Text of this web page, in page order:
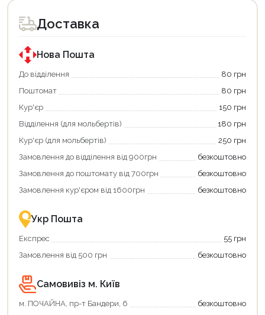
для
покупки
державною
програмою
єКнига.
Використовуйте
карту
щоб
зекономити
та
отримати
переваги!
картою
єКнига
–
зручно
та
для
покупки
державною
програмою
«Національний
кешбек».
покупку
«Національний
кешбек»
та
отримуйте
повернення
Економте
більше
разом
державною
підтримкою!
Доставка
Нова Пошта
До відділення
80 грн
Поштомат
80 грн
Кур'єр
150 грн
Відділення (для мольбертів)
180 грн
Кур'єр (для мольбертів)
250 грн
Замовлення до відділення від 900грн
безкоштовно
Замовлення до поштомату від 700грн
безкоштовно
Замовлення кур'єром від 1600грн
безкоштовно
Укр Пошта
Експрес
55 грн
Замовлення від 500 грн
безкоштовно
Самовивіз м. Київ
м. ПОЧАЙНА, пр-т Бандери, 6
безкоштовно
Продовжити покупки
Оформити замовлення